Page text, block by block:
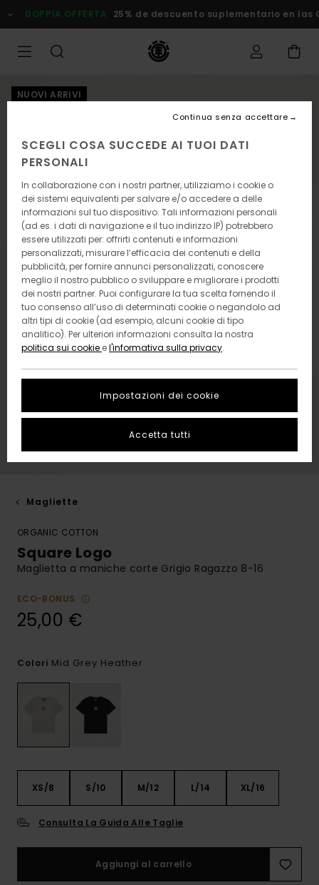
alle
informazioni
prodotto
DOPPIA OFFERTA 25% de descuento suplementario en las
NUOVI ARRIVI
Magliette
ORGANIC COTTON
Square Logo
Maglietta a maniche corte Grigio Ragazzo 8-16
ECO-BONUS
25,00 €
Colori Mid Grey Heather
XS/8 S/10 M/12 L/14 XL/16
Consulta La Guida Alle Taglie
Aggiungi al carrello
SCEGLI COSA SUCCEDE AI TUOI DATI
PERSONALI
In collaborazione con i nostri partner, utilizziamo i cookie o
dei sistemi equivalenti per salvare e/o accedere a delle
informazioni sul tuo dispositivo. Tali informazioni personali
(ad es. i dati di navigazione e il tuo indirizzo IP) potrebbero
essere utilizzati per: offrirti contenuti e informazioni
personalizzati, misurare l’efficacia dei contenuti e della
pubblicità, per fornire annunci personalizzati, conoscere
meglio il nostro pubblico o sviluppare e migliorare i prodotti
dei nostri partner. Puoi configurare la tua scelta fornendo il
tuo consenso all’uso di determinati cookie o negandolo ad
altri tipi di cookie (ad esempio, alcuni cookie di tipo
analitico). Per ulteriori informazioni consulta la nostra
politica sui cookie el'informativa sulla privacy.
Impostazioni dei cookie
Continua senza accettare
Accetta tutti